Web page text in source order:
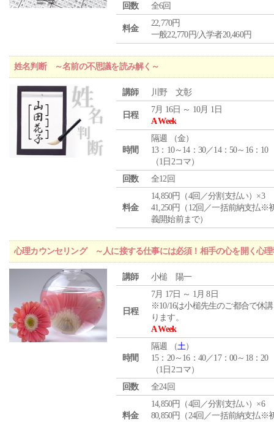
回数 全6回
料金
22,770円
一般22,770円/入学者20,460円
姓名判断 ～名前の不思議を読み解く～
講師 川野 文彰
日程
7月 16日 ～ 10月 1日
A Week
時間
隔週 （金）
13：10～14：30／14：50～16：10
（1日2コマ）
回数
全12回
料金
14,850円（4回／分割支払い）×3
41,250円（12回／一括前納支払※
義開始前まで）
心理カウンセリング ～人に接する仕事には必須！相手の心を開く心理
講師 小槌 陽一
日程
7月 17日 ～ 1月 8日
※10/16は小槌先生のご都合で休
ります。
A Week
時間
隔週 （土）
15：20～16：40／17：00～18：20
（1日2コマ）
回数
全24回
料金
14,850円（4回／分割支払い）×6
80,850円（24回／一括前納支払※